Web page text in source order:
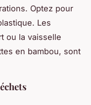
Optez pour
Les
ou la vaisselle
en bambou, sont